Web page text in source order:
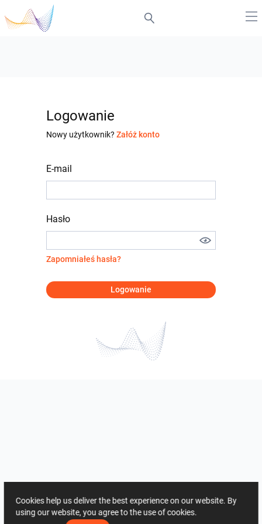
Logowanie
Nowy użytkownik? Załóż konto
E-mail
Hasło
Zapomniałeś hasła?
Logowanie
Cookies help us deliver the best experience on our website. By
using our website, you agree to the use of cookies.